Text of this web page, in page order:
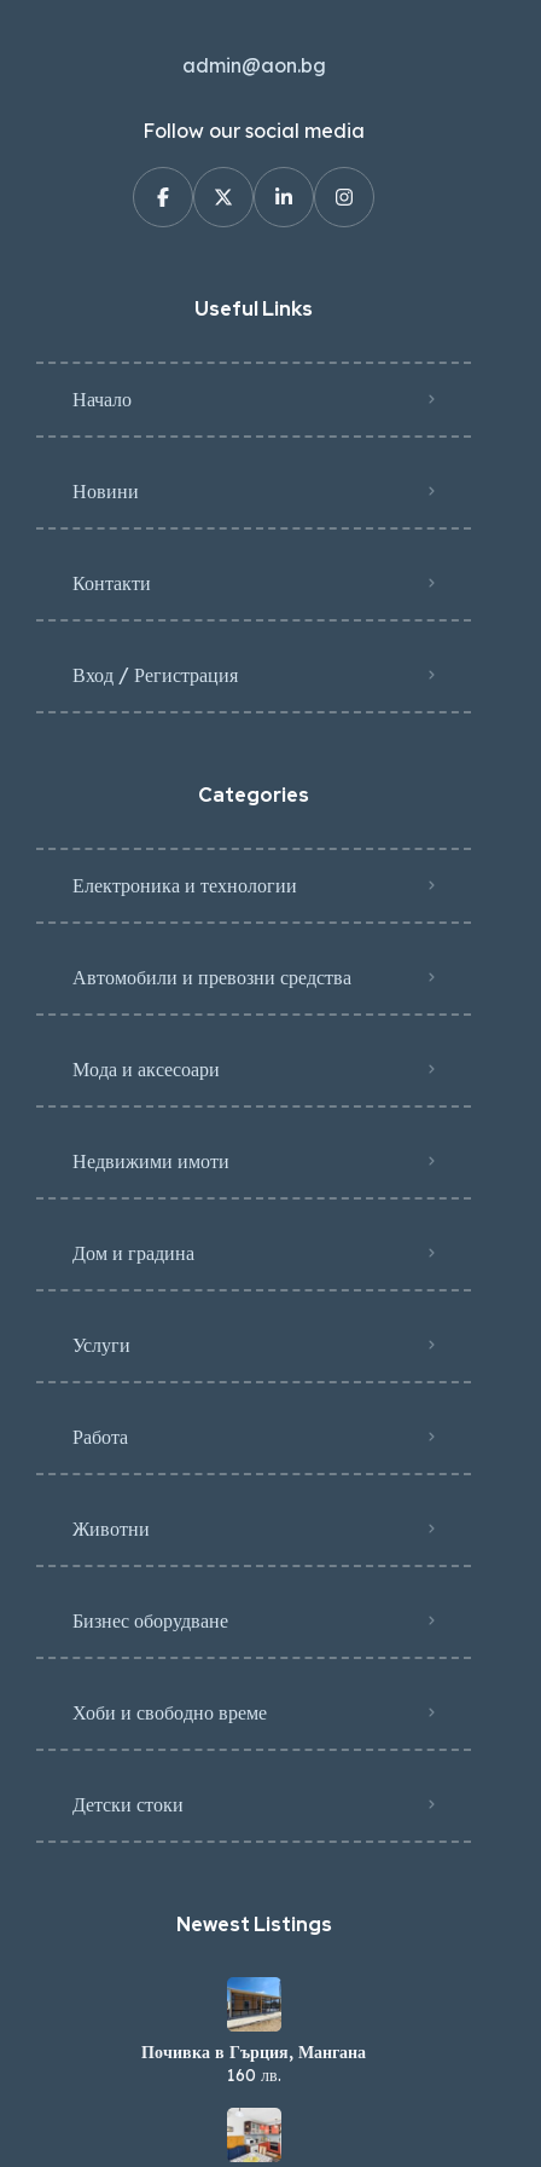
admin@aon.bg
Follow our social media
Useful Links
Начало
Новини
Контакти
Вход / Регистрация
Categories
Електроника и технологии
Автомобили и превозни средства
Мода и аксесоари
Недвижими имоти
Дом и градина
Услуги
Работа
Животни
Бизнес оборудване
Хоби и свободно време
Детски стоки
Newest Listings​
Почивка в Гърция, Мангана
160 лв.